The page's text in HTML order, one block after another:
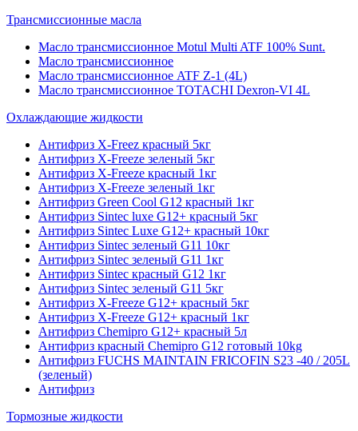
Трансмиссионные масла
Масло трансмиссионное Motul Multi ATF 100% Sunt.
Масло трансмиссионное
Масло трансмиссионное ATF Z-1 (4L)
Масло трансмиссионное TOTACHI Dexron-VI 4L
Охлаждающие жидкости
Антифриз X-Freez красный 5кг
Антифриз X-Freeze зеленый 5кг
Антифриз X-Freeze красный 1кг
Антифриз X-Freeze зеленый 1кг
Антифриз Green Cool G12 красный 1кг
Антифриз Sintec luxe G12+ красный 5кг
Антифриз Sintec Luxe G12+ красный 10кг
Антифриз Sintec зеленый G11 10кг
Антифриз Sintec зеленый G11 1кг
Антифриз Sintec красный G12 1кг
Антифриз Sintec зеленый G11 5кг
Антифриз X-Freeze G12+ красный 5кг
Антифриз X-Freeze G12+ красный 1кг
Антифриз Chemipro G12+ красный 5л
Антифриз красный Chemipro G12 готовый 10kg
Антифриз FUCHS MAINTAIN FRICOFIN S23 -40 / 205L
(зеленый)
Антифриз
Тормозные жидкости